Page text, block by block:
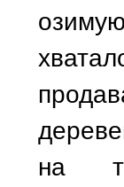
на